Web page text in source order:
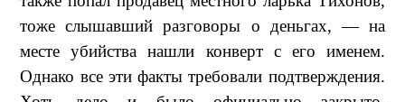
тоже слышавший разговоры о деньгах, — на
месте убийства нашли конверт с его именем.
Однако все эти факты требовали подтверждения.